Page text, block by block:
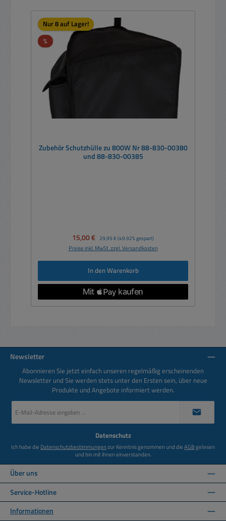
Nur 8 auf Lager!
%Rabatt
Zubehör Schutzhülle zu 800W Nr 88-830-00380
und 88-830-00385
Verkaufspreis:
15,00 € Regulärer Preis:
29,95 € (49.92% gespart)
Preise inkl. MwSt. zzgl. Versandkosten
In den Warenkorb
Newsletter
Abonnieren Sie jetzt einfach unseren regelmäßig erscheinenden
Newsletter und Sie werden stets unter den Ersten sein, über neue
Produkte und Angebote informiert werden.
Mail-
Datenschutz
Ich habe die Datenschutzbestimmungenzur Kenntnis genommen und dieAGBgelesen
und bin mit ihnen einverstanden.
Über uns
Service-Hotline
Informationen